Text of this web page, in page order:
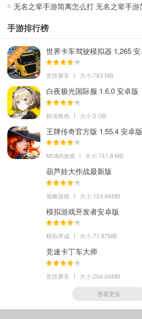
验，从不同的角度来完成挑战;
3.在这款游戏中你也要制定属于你的战斗策
去完成属于你的挑战。
无名之辈手游简离怎么打 无名之辈手游
手游排行榜
世界卡车驾驶模拟器 1,265
竞技赛车 大小:763 MB
白夜极光国际服 1.6.0 安卓版
扮演角色 大小:3 GB
王牌传奇官方版 1.55.4 安卓版
MOBA游戏 大小:741.8 MB
葫芦娃大作战最新版
策略游戏 大小:124.94MB
模拟游戏开发者安卓版
模拟养成 大小:71.87MB
竞速卡丁车大师
竞技赛车 大小:204.04MB
查看更多